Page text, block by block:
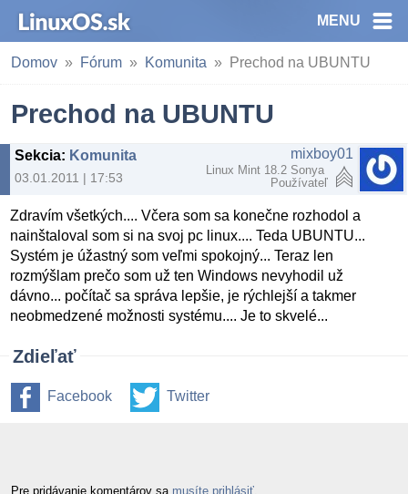
MENU
Domov Fórum Komunita Prechod na UBUNTU
Prechod na UBUNTU
Sekcia: Komunita
03.01.2011 | 17:53
mixboy01
Linux Mint 18.2 Sonya
Používateľ
Zdravím všetkých.... Včera som sa konečne rozhodol a
nainštaloval som si na svoj pc linux.... Teda UBUNTU...
Systém je úžastný som veľmi spokojný... Teraz len
rozmýšlam prečo som už ten Windows nevyhodil už
dávno... počítač sa správa lepšie, je rýchlejší a takmer
neobmedzené možnosti systému.... Je to skvelé...
Zdieľať
Facebook Twitter
Pre pridávanie komentárov sa musíte prihlásiť